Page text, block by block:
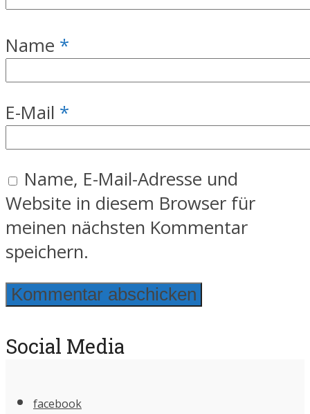
Name *
E-Mail *
Name, E-Mail-Adresse und
Website in diesem Browser für
meinen nächsten Kommentar
speichern.
Social Media
facebook